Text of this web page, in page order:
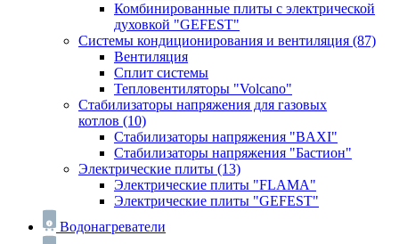
Комбинированные плиты с электрической
духовкой "GEFEST"
Системы кондиционирования и вентиляция (87)
Вентиляция
Сплит системы
Тепловентиляторы "Volcano"
Стабилизаторы напряжения для газовых
котлов (10)
Стабилизаторы напряжения "BAXI"
Стабилизаторы напряжения "Бастион"
Электрические плиты (13)
Электрические плиты "FLAMA"
Электрические плиты "GEFEST"
Водонагреватели